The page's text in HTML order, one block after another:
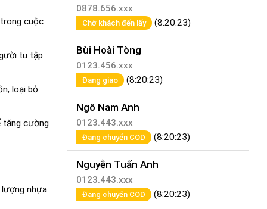
cuộc
tu tập
loại bỏ
tăng cường
nhựa
0878.656.xxx
Chờ khách đến lấy (8:20:23)
Bùi Hoài Tòng
0123.456.xxx
Đang giao (8:20:23)
Ngô Nam Anh
0123.443.xxx
Đang chuyển COD (8:20:23)
Nguyễn Tuấn Anh
0123.443.xxx
Đang chuyển COD (8:20:23)